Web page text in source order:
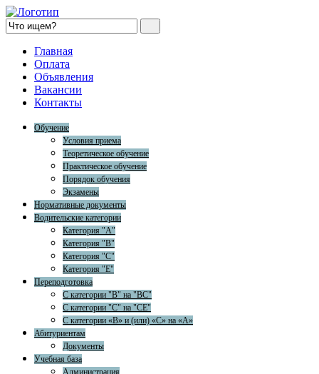
Главная
Оплата
Объявления
Вакансии
Контакты
Обучение
Условия приема
Теоретическое обучение
Практическое обучение
Порядок обучения
Экзамены
Нормативные документы
Водительские категории
Категория "A"
Категория "B"
Категория "C"
Категория "E"
Переподготовка
С категории "B" на "BC"
С категории "C" на "CE"
С категории «В» и (или) «С» на «А»
Абитуриентам
Документы
Учебная база
Администрация